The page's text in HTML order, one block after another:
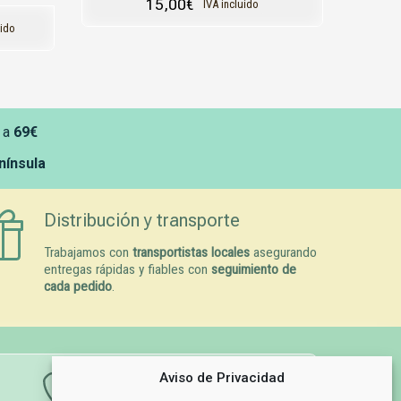
Aviso de Privacidad
15,00€ IVA incluido
69€
Distribución y transporte
Trabajamos con transportistas locales asegurando
entregas rápidas y fiables conseguimiento de
cada pedido.